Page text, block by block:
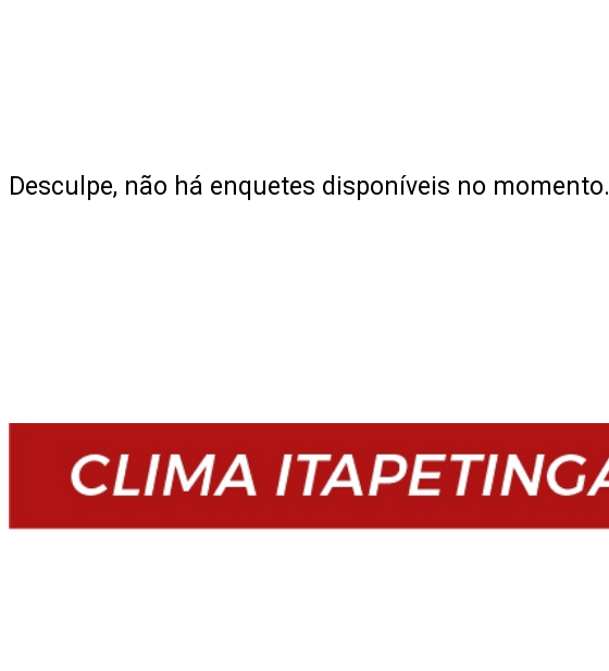
Desculpe, não há enquetes disponíveis no momento.